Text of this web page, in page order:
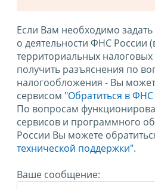
Если Вам необходимо
о деятельности ФНС России
территориальных
получить разъяснения по
налогообложения - Вы
сервисом "Обратиться в
По вопросам
сервисов и программного
России Вы можете
технической поддержки".
Ваше сообщение: